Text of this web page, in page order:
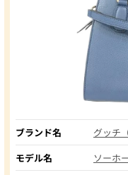
ブランド名
グッチ
モデル名
ソーホ